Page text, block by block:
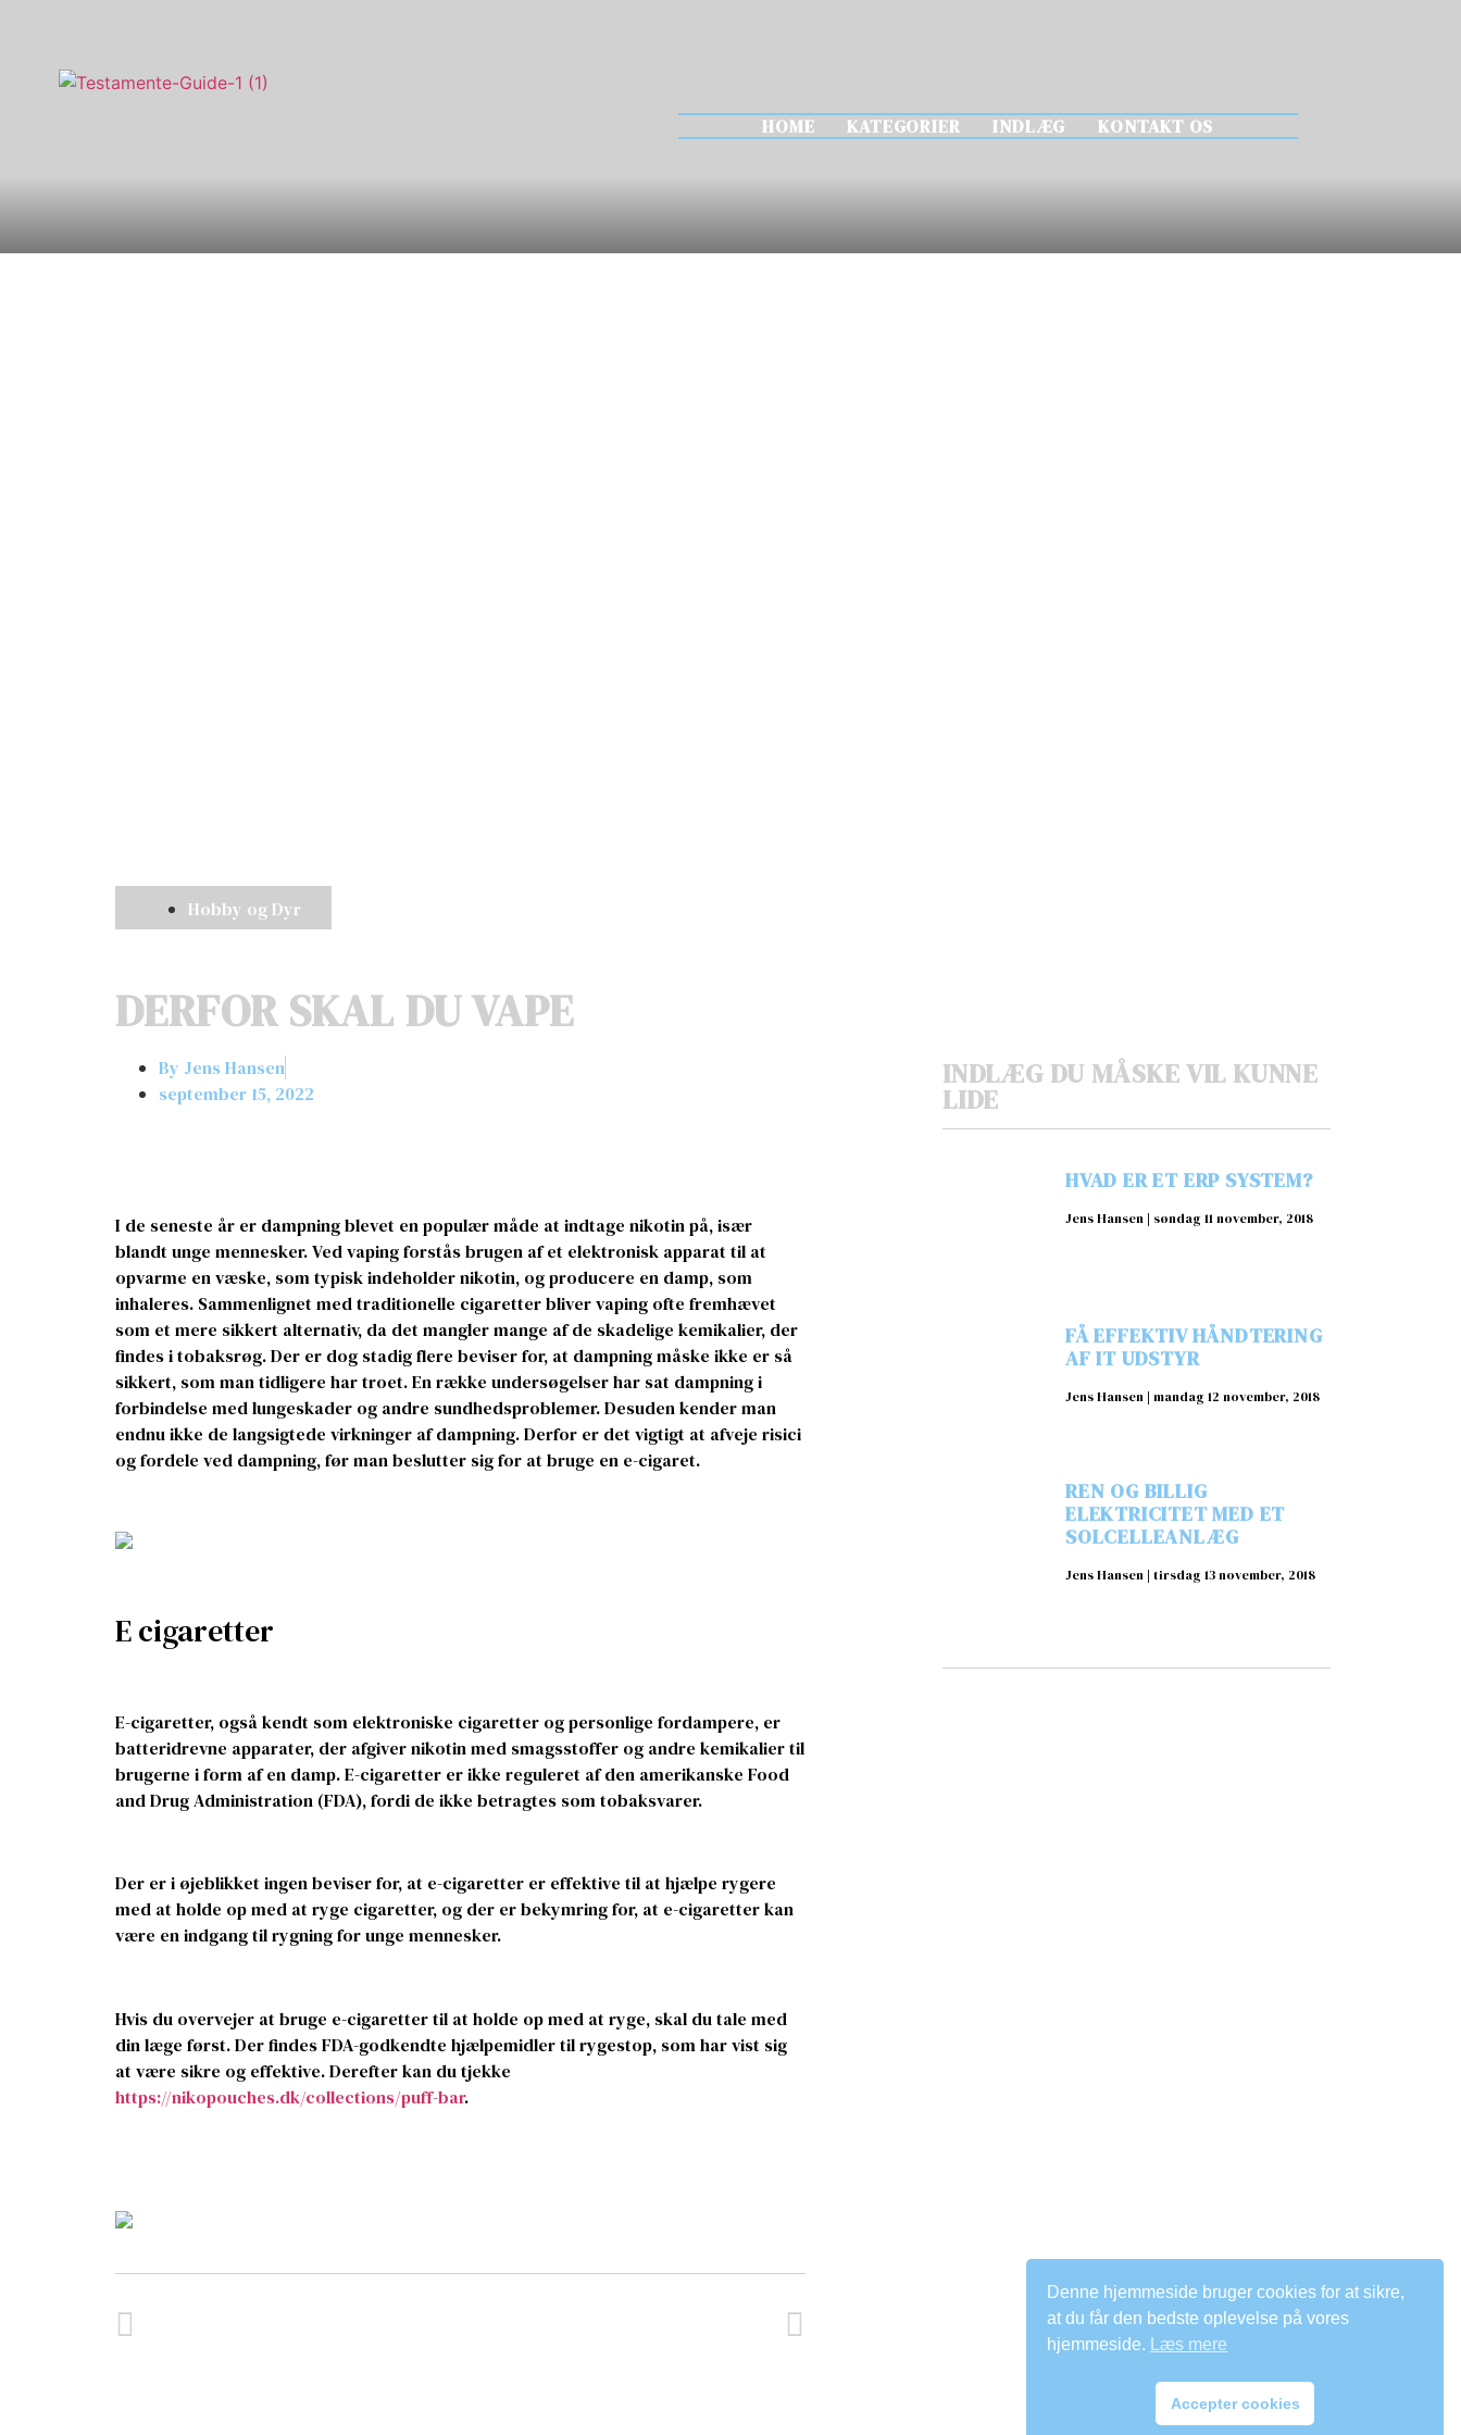
HOME KATEGORIER INDLÆG KONTAKT OS
Hobby og Dyr
DERFOR SKAL DU VAPE
By Jens Hansen
september 15, 2022
I de seneste år er dampning blevet en populær måde at indtage nikotin på, især
blandt unge mennesker. Ved vaping forstås brugen af et elektronisk apparat til at
opvarme en væske, som typisk indeholder nikotin, og producere en damp, som
inhaleres. Sammenlignet med traditionelle cigaretter bliver vaping ofte fremhævet
som et mere sikkert alternativ, da det mangler mange af de skadelige kemikalier, der
findes i tobaksrøg. Der er dog stadig flere beviser for, at dampning måske ikke er så
sikkert, som man tidligere har troet. En række undersøgelser har sat dampning i
forbindelse med lungeskader og andre sundhedsproblemer. Desuden kender man
endnu ikke de langsigtede virkninger af dampning. Derfor er det vigtigt at afveje risici
og fordele ved dampning, før man beslutter sig for at bruge en e-cigaret.
E cigaretter
E-cigaretter, også kendt som elektroniske cigaretter og personlige fordampere, er
batteridrevne apparater, der afgiver nikotin med smagsstoffer og andre kemikalier til
brugerne i form af en damp. E-cigaretter er ikke reguleret af den amerikanske Food
and Drug Administration (FDA), fordi de ikke betragtes som tobaksvarer.
Der er i øjeblikket ingen beviser for, at e-cigaretter er effektive til at hjælpe rygere
med at holde op med at ryge cigaretter, og der er bekymring for, at e-cigaretter kan
være en indgang til rygning for unge mennesker.
Hvis du overvejer at bruge e-cigaretter til at holde op med at ryge, skal du tale med
din læge først. Der findes FDA-godkendte hjælpemidler til rygestop, som har vist sig
at være sikre og effektive. Derefter kan du tjekke
https://nikopouches.dk/collections/puff-bar.
INDLÆG DU MÅSKE VIL KUNNE
LIDE
HVAD ER ET ERP SYSTEM?
Jens Hansen søndag 11 november, 2018
FÅ EFFEKTIV HÅNDTERING
AF IT UDSTYR
Jens Hansen mandag 12 november, 2018
REN OG BILLIG
ELEKTRICITET MED ET
SOLCELLEANLÆG
Jens Hansen tirsdag 13 november, 2018
Denne hjemmeside bruger cookies for at sikre,
at du får den bedste oplevelse på vores
hjemmeside.
Læs mere
Accepter cookies